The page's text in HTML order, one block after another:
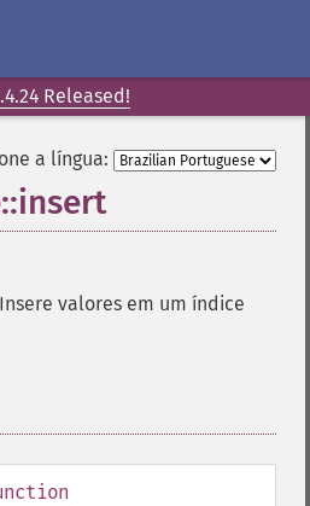
Released!
a língua:
Insere valores em um índice